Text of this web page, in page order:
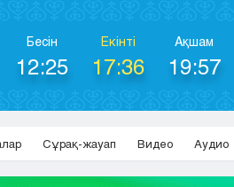
Бесін
12:25
Екінті
17:36
Ақшам
19:57
Сұрақ-жауап Видео Аудио